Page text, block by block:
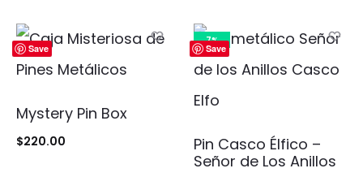
carrito
Save
Mystery Pin Box
$220.00
Save
7%
Pin Casco Élfico –
Señor de Los Anillos